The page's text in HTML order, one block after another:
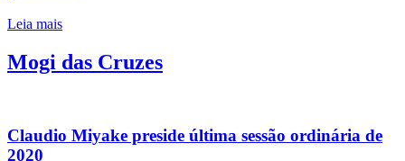
Leia mais
Mogi das Cruzes
Claudio Miyake preside última sessão ordinária de
2020